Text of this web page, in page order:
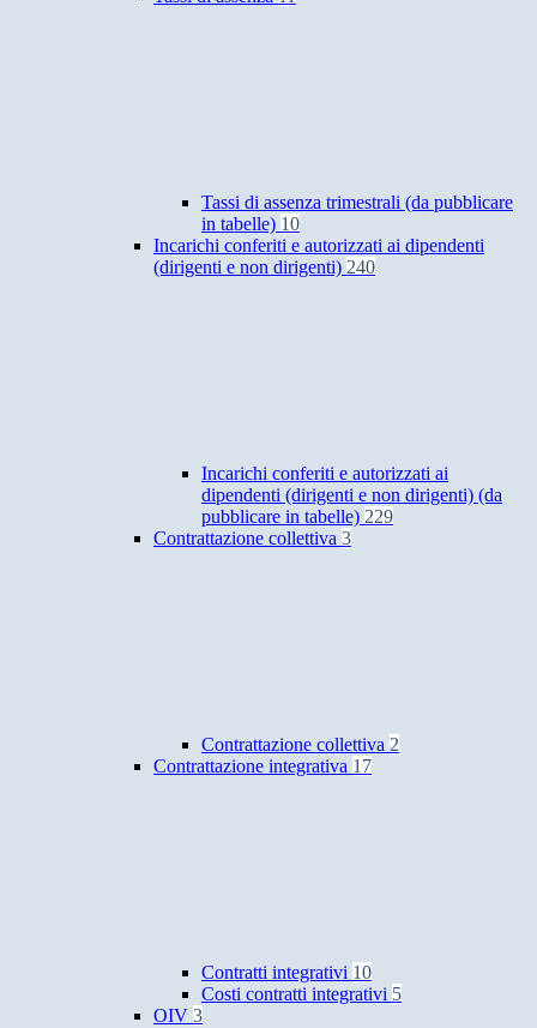
Tassi di assenza trimestrali (da pubblicare
in tabelle) 10
Incarichi conferiti e autorizzati ai dipendenti
(dirigenti e non dirigenti) 240
Incarichi conferiti e autorizzati ai
dipendenti (dirigenti e non dirigenti) (da
pubblicare in tabelle) 229
Contrattazione collettiva 3
Contrattazione collettiva 2
Contrattazione integrativa 17
Contratti integrativi 10
Costi contratti integrativi 5
OIV 3